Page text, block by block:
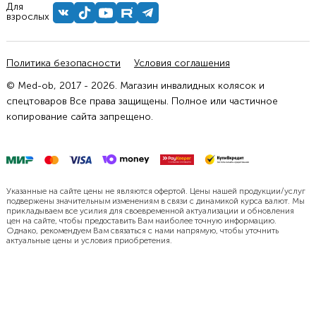
Для
взрослых
Политика безопасности
Условия соглашения
© Med-ob, 2017 - 2026. Магазин инвалидных колясок и
спецтоваров Все права защищены. Полное или частичное
копирование сайта запрещено.
Указанные на сайте цены не являются офертой. Цены нашей продукции/услуг
подвержены значительным изменениям в связи с динамикой курса валют. Мы
прикладываем все усилия для своевременной актуализации и обновления
цен на сайте, чтобы предоставить Вам наиболее точную информацию.
Однако, рекомендуем Вам связаться с нами напрямую, чтобы уточнить
актуальные цены и условия приобретения.